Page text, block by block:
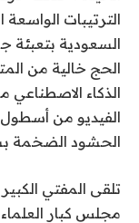
الترتيبات
السعودية بتعبئة
الحج خالية من
الذكاء الاصطناعي
الفيديو من أسطول
الحشود الضخمة
تلقى المفتي
مجلس كبار